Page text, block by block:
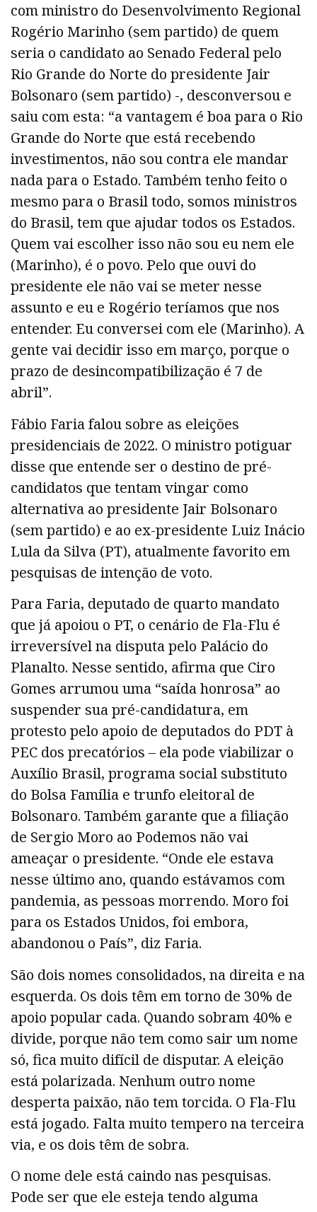
com ministro do Desenvolvimento Regional
Rogério Marinho (sem partido) de quem
seria o candidato ao Senado Federal pelo
Rio Grande do Norte do presidente Jair
Bolsonaro (sem partido) -, desconversou e
saiu com esta: “a vantagem é boa para o Rio
Grande do Norte que está recebendo
investimentos, não sou contra ele mandar
nada para o Estado. Também tenho feito o
mesmo para o Brasil todo, somos ministros
do Brasil, tem que ajudar todos os Estados.
Quem vai escolher isso não sou eu nem ele
(Marinho), é o povo. Pelo que ouvi do
presidente ele não vai se meter nesse
assunto e eu e Rogério teríamos que nos
entender. Eu conversei com ele (Marinho). A
gente vai decidir isso em março, porque o
prazo de desincompatibilização é 7 de
abril”.
Fábio Faria falou sobre as eleições
presidenciais de 2022. O ministro potiguar
disse que entende ser o destino de pré-
candidatos que tentam vingar como
alternativa ao presidente Jair Bolsonaro
(sem partido) e ao ex-presidente Luiz Inácio
Lula da Silva (PT), atualmente favorito em
pesquisas de intenção de voto.
Para Faria, deputado de quarto mandato
que já apoiou o PT, o cenário de Fla-Flu é
irreversível na disputa pelo Palácio do
Planalto. Nesse sentido, afirma que Ciro
Gomes arrumou uma “saída honrosa” ao
suspender sua pré-candidatura, em
protesto pelo apoio de deputados do PDT à
PEC dos precatórios – ela pode viabilizar o
Auxílio Brasil, programa social substituto
do Bolsa Família e trunfo eleitoral de
Bolsonaro. Também garante que a filiação
de Sergio Moro ao Podemos não vai
ameaçar o presidente. “Onde ele estava
nesse último ano, quando estávamos com
pandemia, as pessoas morrendo. Moro foi
para os Estados Unidos, foi embora,
abandonou o País”, diz Faria.
São dois nomes consolidados, na direita e na
esquerda. Os dois têm em torno de 30% de
apoio popular cada. Quando sobram 40% e
divide, porque não tem como sair um nome
só, fica muito difícil de disputar. A eleição
está polarizada. Nenhum outro nome
desperta paixão, não tem torcida. O Fla-Flu
está jogado. Falta muito tempero na terceira
via, e os dois têm de sobra.
O nome dele está caindo nas pesquisas.
Pode ser que ele esteja tendo alguma